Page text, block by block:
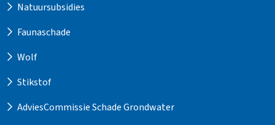
Natuursubsidies
Faunaschade
Wolf
Stikstof
AdviesCommissie Schade Grondwater